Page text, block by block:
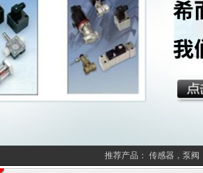
推荐产品： 传感器，泵阀